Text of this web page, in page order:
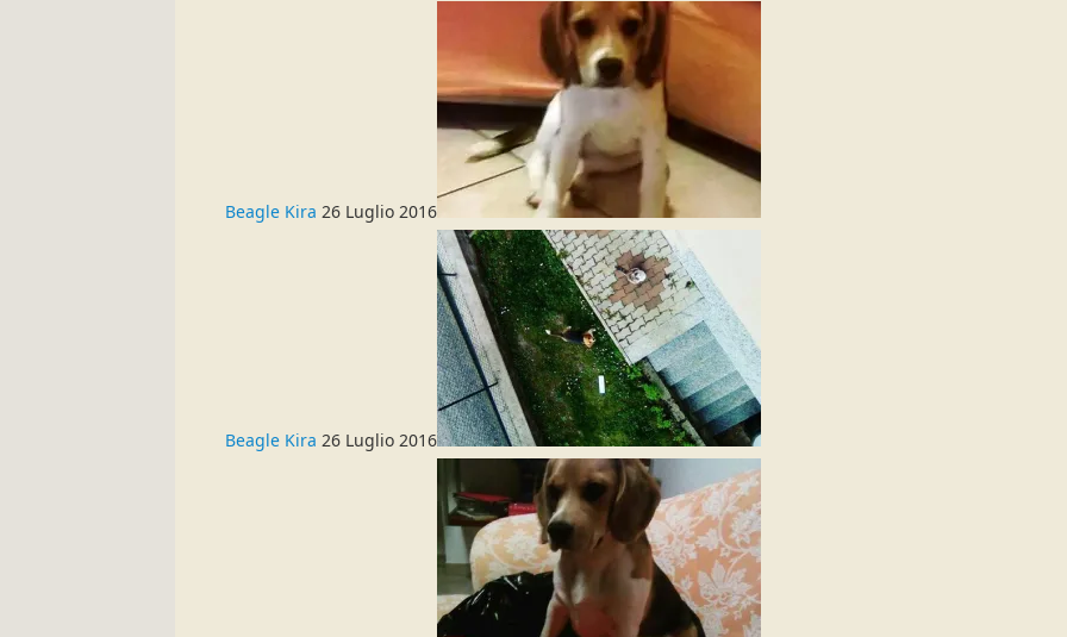
Beagle Kira 26 Luglio 2016
Beagle Kira 26 Luglio 2016